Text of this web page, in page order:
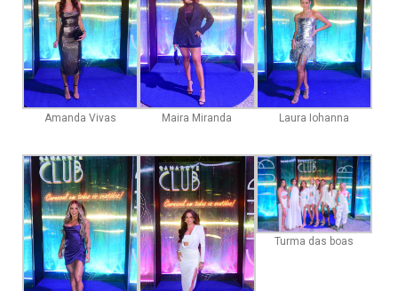
Amanda Vivas Maira Miranda Laura Iohanna
Turma das boas